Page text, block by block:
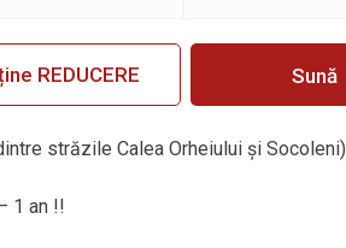
REDUCERE Sună
străzile Calea Orheiului și Socoleni)
1 an !!